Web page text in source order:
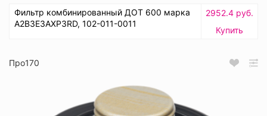
Фильтр комбинированный ДОТ 600 марка
А2В3Е3АХР3RD, 102-011-0011
2952.4 руб.
Купить
Про170